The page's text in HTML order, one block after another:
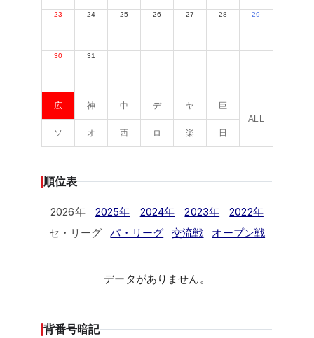
23 24 25 26 27 28 29
30 31
広 神 中 デ ヤ
巨
ALL
ソ
オ 西 ロ 楽 日
順位表
2026年 2025年 2024年 2023年
2022年
セ・リーグ
パ・リーグ 交流戦 オープン戦
データがありません。
背番号暗記